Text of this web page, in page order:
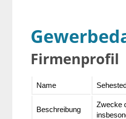
Firmenprofil
Name
Beschreibung
Zwecke